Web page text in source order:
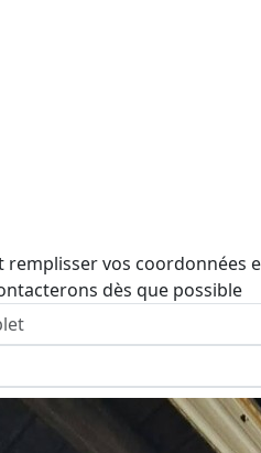
remplisser vos coordonnées
dès que possible